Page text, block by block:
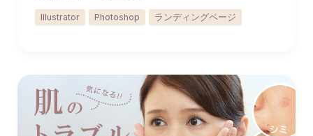
Illustrator Photoshop ランディングページ